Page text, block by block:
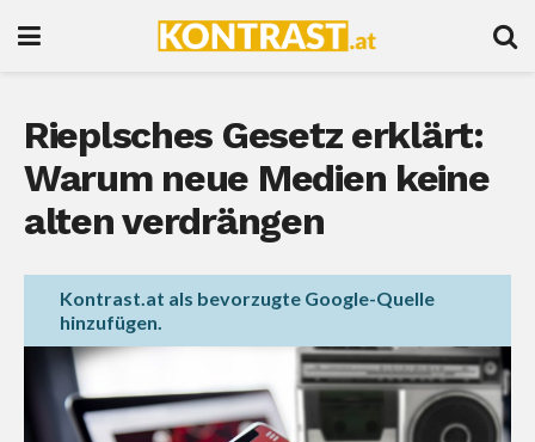
Rieplsches Gesetz erklärt:
Warum neue Medien keine
alten verdrängen
Kontrast.at als bevorzugte Google-Quelle
hinzufügen.